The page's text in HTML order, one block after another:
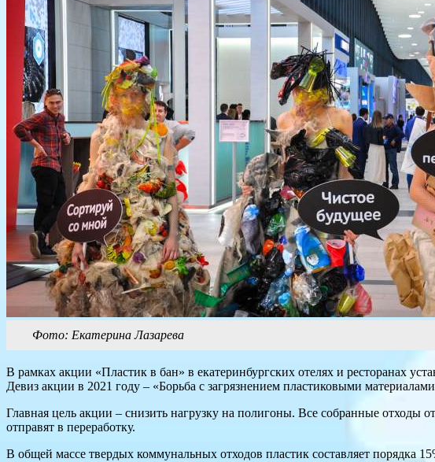
Фото: Екатерина Лазарева
В рамках акции «Пластик в бан» в екатеринбургских отелях и ресторанах
Девиз акции в 2021 году – «Борьба с загрязнением пластиковыми
Главная цель акции – снизить нагрузку на полигоны. Все собранные
отправят в переработку.
В общей массе твердых коммунальных отходов пластик составляет порядка